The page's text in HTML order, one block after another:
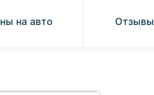
на авто Отзывы